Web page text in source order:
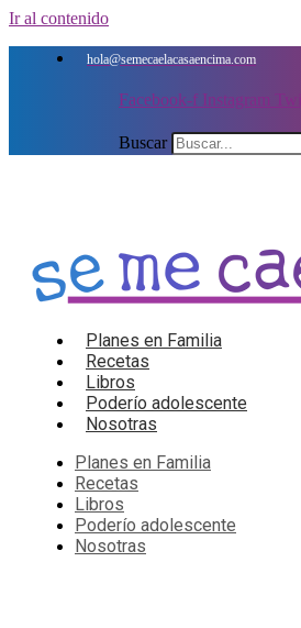
Ir al contenido
hola@semecaelacasaencima.com
Facebook-f Instagram
Buscar
Planes en Familia
Recetas
Libros
Poderío adolescente
Nosotras
Planes en Familia
Recetas
Libros
Poderío adolescente
Nosotras